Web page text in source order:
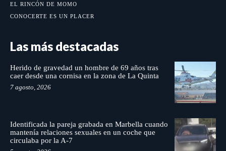
EL RINCÓN DE MOMO
CONOCERTE ES UN PLACER
Las más destacadas
Herido de gravedad un hombre de 69 años tras
caer desde una cornisa en la zona de La Quinta
7 agosto, 2026
Identificada la pareja grabada en Marbella cuando
mantenía relaciones sexuales en un coche que
circulaba por la A-7